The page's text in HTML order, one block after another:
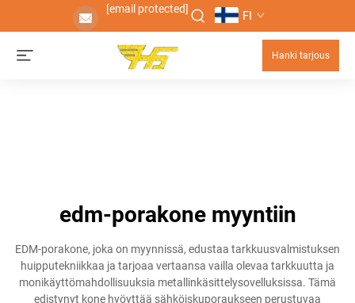
[email protected] FI
Hanki tarjous
edm-porakone myyntiin
EDM-porakone, joka on myynnissä, edustaa tarkkuusvalmistuksen
huipputekniikkaa ja tarjoaa vertaansa vailla olevaa tarkkuutta ja
monikäyttömahdollisuuksia metallinkäsittelysovelluksissa. Tämä
edistynyt kone hyöyttää sähköiskuporaukseen perustuvaa